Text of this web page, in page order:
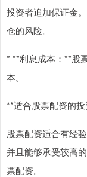
投资者追加保证金
仓的风险。
* **利息成本：**股
本。
**适合股票配资的
股票配资适合有经
并且能够承受较高
票配资。